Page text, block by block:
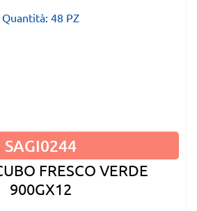
Quantità: 48 PZ
SAGI0244
FRESCO VERDE
900GX12